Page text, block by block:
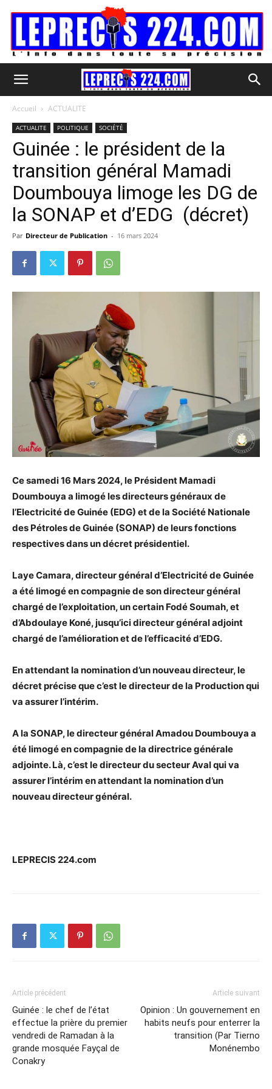
Accueil ACTUALITE
ACTUALITE POLITIQUE SOCIÉTÉ
Guinée : le président de la
transition général Mamadi
Doumbouya limoge les DG de
la SONAP et d’EDG (décret)
Par Directeur de Publication - 16 mars 2024
Ce samedi 16 Mars 2024, le Président Mamadi
Doumbouya a limogé les directeurs généraux de
l’Electricité de Guinée (EDG) et de la Société Nationale
des Pétroles de Guinée (SONAP) de leurs fonctions
respectives dans un décret présidentiel.
Laye Camara, directeur général d’Electricité de Guinée
a été limogé en compagnie de son directeur général
chargé de l’exploitation, un certain Fodé Soumah, et
d’Abdoulaye Koné, jusqu’ici directeur général adjoint
chargé de l’amélioration et de l’efficacité d’EDG.
En attendant la nomination d’un nouveau directeur, le
décret précise que c’est le directeur de la Production qui
va assurer l’intérim.
A la SONAP, le directeur général Amadou Doumbouya a
été limogé en compagnie de la directrice générale
adjointe. Là, c’est le directeur du secteur Aval qui va
assurer l’intérim en attendant la nomination d’un
nouveau directeur général.
LEPRECIS 224.com
Article précédent
Guinée : le chef de l’état
effectue la prière du premier
vendredi de Ramadan à la
grande mosquée Fayçal de
Conakry
Article suivant
Opinion : Un gouvernement en
habits neufs pour enterrer la
transition (Par Tierno
Monénembo